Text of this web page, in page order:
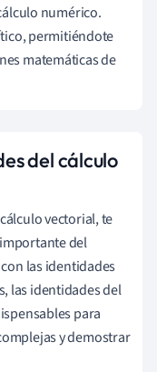
numérico.
permitiéndote
matemáticas de
del cálculo
vectorial, te
del
las identidades
las identidades del
para
y demostrar